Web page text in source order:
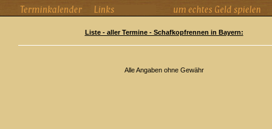
Liste - aller Termine - Schafkopfrennen in Bayern:
Alle Angaben ohne Gewähr